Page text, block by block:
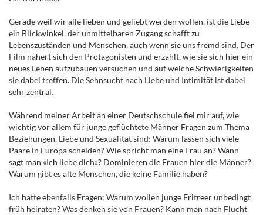
Gerade weil wir alle lieben und geliebt werden wollen, ist die Liebe
ein Blickwinkel, der unmittelbaren Zugang schafft zu
Lebenszuständen und Menschen, auch wenn sie uns fremd sind. Der
Film nähert sich den Protagonisten und erzählt, wie sie sich hier ein
neues Leben aufzubauen versuchen und auf welche Schwierigkeiten
sie dabei treffen. Die Sehnsucht nach Liebe und Intimität ist dabei
sehr zentral.
Während meiner Arbeit an einer Deutschschule fiel mir auf, wie
wichtig vor allem für junge geflüchtete Männer Fragen zum Thema
Beziehungen, Liebe und Sexualität sind: Warum lassen sich viele
Paare in Europa scheiden? Wie spricht man eine Frau an? Wann
sagt man «Ich liebe dich»? Dominieren die Frauen hier die Männer?
Warum gibt es alte Menschen, die keine Familie haben?
Ich hatte ebenfalls Fragen: Warum wollen junge Eritreer unbedingt
früh heiraten? Was denken sie von Frauen? Kann man nach Flucht